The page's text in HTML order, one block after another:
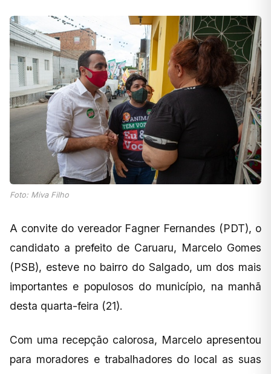
Foto: Miva Filho
A convite do vereador Fagner Fernandes (PDT), o
candidato a prefeito de Caruaru, Marcelo Gomes
(PSB), esteve no bairro do Salgado, um dos mais
importantes e populosos do município, na manhã
desta quarta-feira (21).
Com uma recepção calorosa, Marcelo apresentou
para moradores e trabalhadores do local as suas